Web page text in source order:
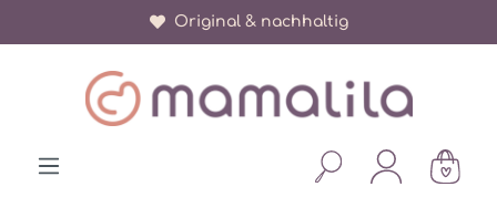
Original & nachhaltig
Über 150.000 zufriedene Eltern